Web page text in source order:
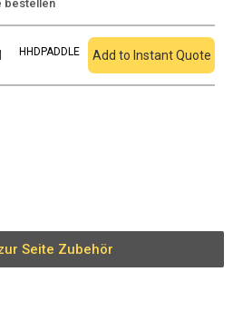
bestellen
HHDPADDLE Add to Instant Quote
Seite Zubehör